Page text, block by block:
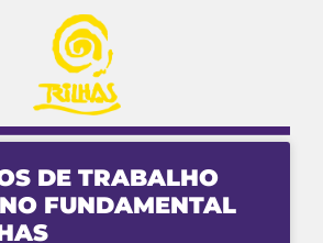
DE TRABALHO
FUNDAMENTAL